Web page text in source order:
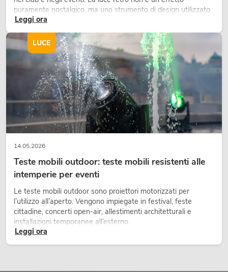
puramente nostalgico, ma uno strumento di design utilizzato
in modo consapevole: crea atmosfera, dona carattere alle
scene e può rendere più emozionali i setup LED tecnici.
Leggi ora
14.05.2026
Teste mobili outdoor: teste mobili resistenti alle
intemperie per eventi
Le teste mobili outdoor sono proiettori motorizzati per
l’utilizzo all’aperto. Vengono impiegate in festival, feste
cittadine, concerti open-air, allestimenti architetturali e
installazioni temporanee all’esterno.
Leggi ora
LUCE